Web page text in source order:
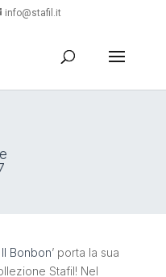
info@stafil.it
Bonbon’ porta la sua
Stafil! Nel